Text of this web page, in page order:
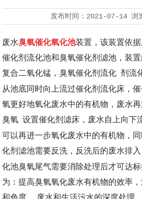
发布时间： 2021-07-14 浏
废水臭氧催化氧化池装置，该装置依
催化剂流化池和臭氧催化剂滤池，装
复合二氧化锰，臭氧催化剂流化 剂流
从池底同时向上流过催化剂流化床，
氧更好地氧化废水中的有机物，废水
臭氧 设置催化剂滤床，废水自上向下
可以再进一步氧化废水中的有机物，
化剂滤池需要反洗，反洗后的废水排入
化池臭氧尾气需要消除处理后才可达
为：提高臭氧氧化废水有机物的效率
和色度， 废水和生活污水的深度处理